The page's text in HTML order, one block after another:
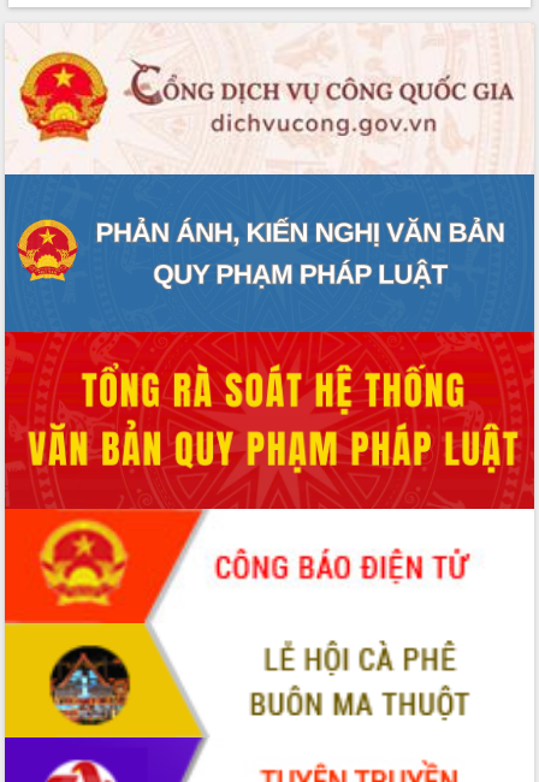
Lễ truy điệu và an táng hài cốt liệt sĩ
tại Nghĩa trang Liệt sĩ xã Sơn Hòa
Bàn giải pháp tháo gỡ khó khăn trong
xuất khẩu sầu riêng và triển khai quy
định EUDR
Thứ trưởng Bộ Nông nghiệp và Môi
trường Nguyễn Hoàng Hiệp khảo sát
sầu riêng tại Đắk Lắk
Trình diễn nghệ thuật chế biến các
món ăn từ sầu riêng
tiến đầu tư tỉnh
Ngành cá ngừ Đắk Lắk chủ động thích
ứng để giữ vững thị trường xuất khẩu
Diễn đàn Kinh tế tư nhân Việt Nam đột
phá cơ chế - Hợp tác công tư
Đề án 06 tạo bước ngoặt đột phá trong
cải cách hành chính tỉnh Đắk Lắk
Kết nối tour, đẩy mạnh chuyển đổi số
để phát triển du lịch Đắk Lắk
Khởi động Dự án Đầu tư xây dựng hạ
tầng kỹ thuật Cụm công nghiệp Tân
Tiến
Gặp mặt các cơ quan báo chí nhân Kỷ
niệm 101 năm Ngày Báo chí Cách
mạng Việt Nam
Đắk Lắk sơ kết 4 năm triển khai thực
hiện Đề án 06 của Chính phủ